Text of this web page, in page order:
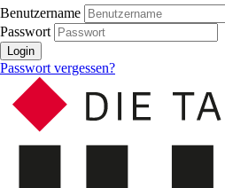
Benutzername
Passwort
Login
Passwort vergessen?